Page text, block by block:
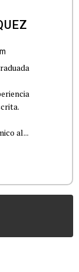
al...